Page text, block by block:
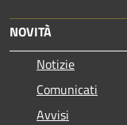
NOVITÀ
Notizie
Comunicati
Avvisi